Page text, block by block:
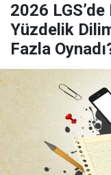
2026
Yüzdelik
Fazla